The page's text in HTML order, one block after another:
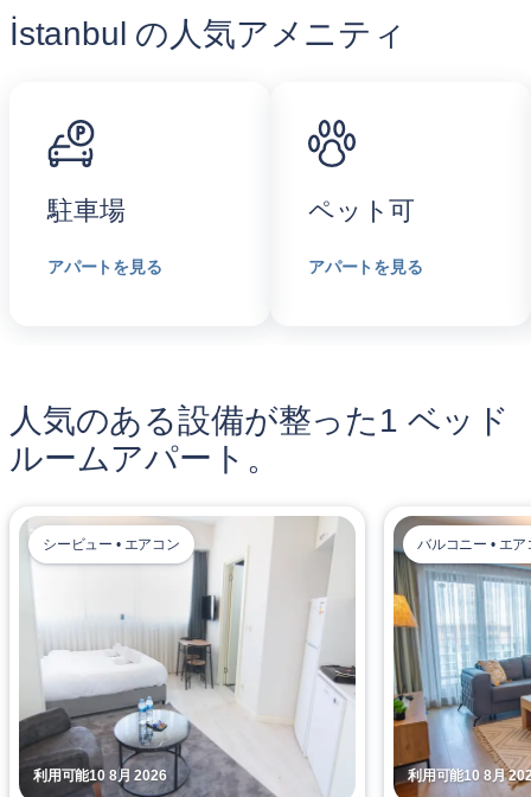
İstanbul の人気アメニティ
駐車場
アパートを見る
ペット可
アパートを見る
人気のある設備が整った1 ベッド
ルームアパート。
利用可能10 8月 2026
シービュー • エアコン
利用可能10 8月
バルコニー • エア